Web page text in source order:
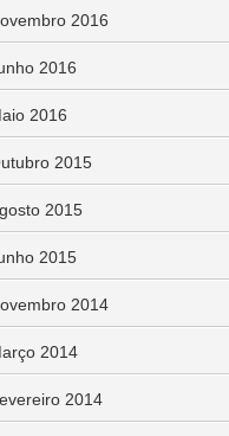
2016
2016
2016
2015
2015
2015
2014
2014
2014